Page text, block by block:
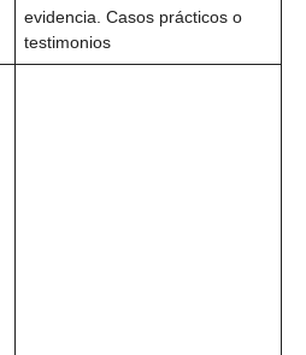
evidencia. Casos prácticos o
testimonios